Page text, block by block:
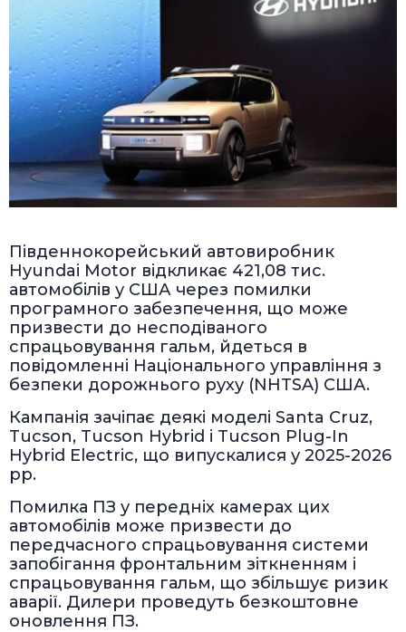
Південнокорейський автовиробник
Hyundai Motor відкликає 421,08 тис.
автомобілів у США через помилки
програмного забезпечення, що може
призвести до несподіваного
спрацьовування гальм, йдеться в
повідомленні Національного управління з
безпеки дорожнього руху (NHTSA) США.
Кампанія зачіпає деякі моделі Santa Cruz,
Tucson, Tucson Hybrid і Tucson Plug-In
Hybrid Electric, що випускалися у 2025-2026
рр.
Помилка ПЗ у передніх камерах цих
автомобілів може призвести до
передчасного спрацьовування системи
запобігання фронтальним зіткненням і
спрацьовування гальм, що збільшує ризик
аварії. Дилери проведуть безкоштовне
оновлення ПЗ.